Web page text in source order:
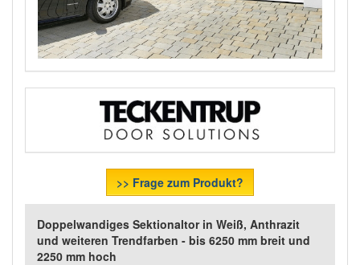
>> Frage zum Produkt?
Doppelwandiges Sektionaltor in Weiß, Anthrazit
und weiteren Trendfarben - bis 6250 mm breit und
2250 mm hoch